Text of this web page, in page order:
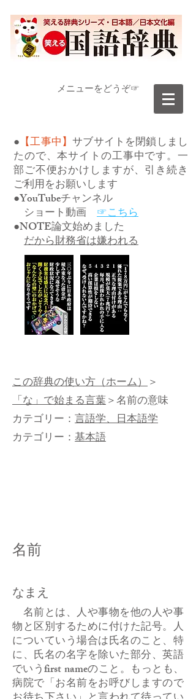
​メニューをどうぞ☞
● 【工事中】サブサイトを閉鎖しまし
たので、本サイトの工事中です。一
部ご不便おかけしますが、引き続き
ご利用をお願いします
●YouTubeチャンネル
ショート動画 ☞こちら
●NOTE論文始めました
だから財務省は嫌われる
この辞典の使い方（ホーム）＞
「な」で始まる言葉＞名前の意味
カテゴリー： 言語学、日本語学
カテゴリー： 基本語
名前
なまえ
名前とは、人や事物を他の人や事
物と区別するために付けた記号。人
についていう場合は氏名のこと、特
に、氏名の名字を除いた部分、英語
でいうfirst nameのこと。もっとも、
病院で「お名前をお呼びしますので